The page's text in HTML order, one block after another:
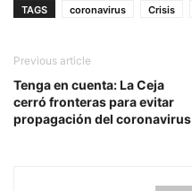
TAGS coronavirus Crisis
Previous article
Tenga en cuenta: La Ceja
cerró fronteras para evitar
propagación del coronavirus